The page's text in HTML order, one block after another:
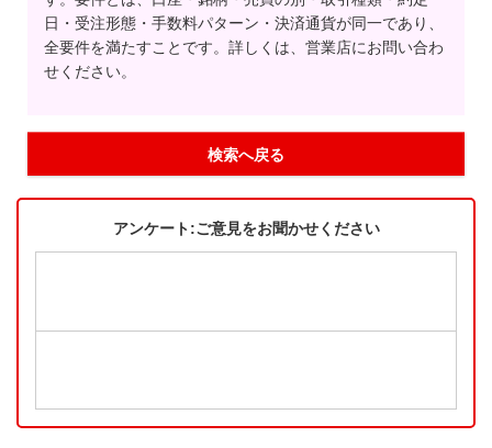
日・受注形態・手数料パターン・決済通貨が同一であり、
全要件を満たすことです。詳しくは、営業店にお問い合わ
せください。
検索へ戻る
アンケート:ご意見をお聞かせください